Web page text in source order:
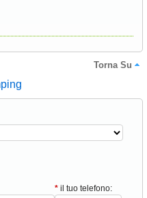
Torna Su
*il tuo telefono: